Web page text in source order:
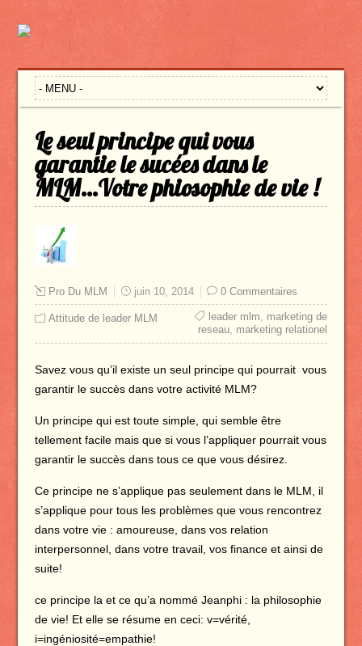
Le seul principe qui vous
garantie le sucées dans le
MLM…Votre phiosophie de vie !
Pro Du MLM juin 10, 2014 0 Commentaires
Attitude de leader MLM leader mlm, marketing de
reseau, marketing relationel
Savez vous qu’il existe un seul principe qui pourrait vous
garantir le succès dans votre activité MLM?
Un principe qui est toute simple, qui semble être
tellement facile mais que si vous l’appliquer pourrait vous
garantir le succès dans tous ce que vous désirez.
Ce principe ne s’applique pas seulement dans le MLM, il
s’applique pour tous les problèmes que vous rencontrez
dans votre vie : amoureuse, dans vos relation
interpersonnel, dans votre travail, vos finance et ainsi de
suite!
ce principe la et ce qu’a nommé Jeanphi : la philosophie
de vie! Et elle se résume en ceci: v=vérité,
i=ingéniosité=empathie!